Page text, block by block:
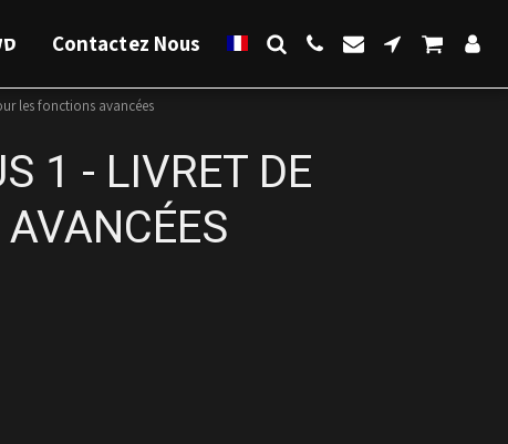
Contactez Nous
les fonctions avancées
1 - LIVRET DE